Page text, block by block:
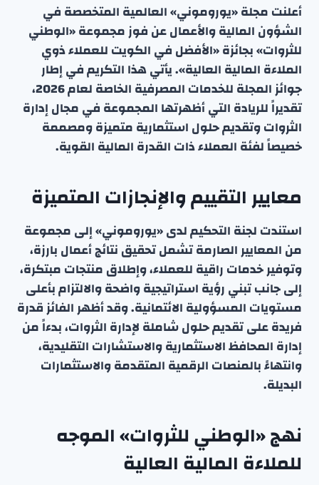
أعلنت مجلة «يوروموني» العالمية المتخصصة في
الشؤون المالية والأعمال عن فوز مجموعة «الوطني
للثروات» بجائزة «الأفضل في الكويت للعملاء ذوي
الملاءة المالية العالية». يأتي هذا التكريم في إطار
جوائز المجلة للخدمات المصرفية الخاصة لعام 2026،
تقديراً للريادة التي أظهرتها المجموعة في مجال إدارة
الثروات وتقديم حلول استثمارية متميزة ومصممة
خصيصاً لفئة العملاء ذات القدرة المالية القوية.
معايير التقييم والإنجازات المتميزة
استندت لجنة التحكيم لدى «يوروموني» إلى مجموعة
من المعايير الصارمة تشمل تحقيق نتائج أعمال بارزة،
وتوفير خدمات راقية للعملاء، وإطلاق منتجات مبتكرة،
إلى جانب تبني رؤية استراتيجية واضحة والالتزام بأعلى
مستويات المسؤولية الائتمانية. وقد أظهر الفائز قدرة
فريدة على تقديم حلول شاملة لإدارة الثروات، بدءاً من
إدارة المحافظ الاستثمارية والاستشارات التقليدية،
وانتهاءً بالمنصات الرقمية المتقدمة والاستثمارات
البديلة.
نهج «الوطني للثروات» الموجه
للملاءة المالية العالية